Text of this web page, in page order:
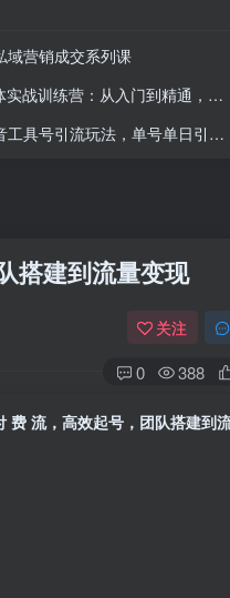
域营销成交系列课
营：从入门到精通，轻松玩转AI智能体
流玩法，单号单日引300+精准创业粉
搭建到流量变现
关注
0 388